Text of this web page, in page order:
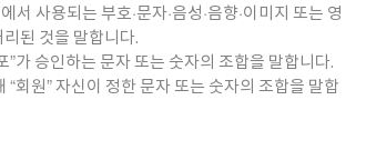
사용되는 부호·문자·음성·음향·이미지 또는 영
된 것을 말합니다.
가 승인하는 문자 또는 숫자의 조합을 말합니다.
회원” 자신이 정한 문자 또는 숫자의 조합을 말합